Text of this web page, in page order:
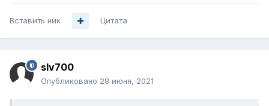
Вставить ник Цитата
slv700
Опубликовано 28 июня, 2021